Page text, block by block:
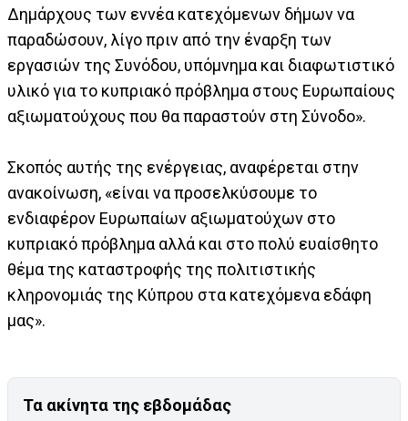
Δημάρχους των εννέα κατεχόμενων δήμων να
παραδώσουν, λίγο πριν από την έναρξη των
εργασιών της Συνόδου, υπόμνημα και διαφωτιστικό
υλικό για το κυπριακό πρόβλημα στους Ευρωπαίους
αξιωματούχους που θα παραστούν στη Σύνοδο».
Σκοπός αυτής της ενέργειας, αναφέρεται στην
ανακοίνωση, «είναι να προσελκύσουμε το
ενδιαφέρον Ευρωπαίων αξιωματούχων στο
κυπριακό πρόβλημα αλλά και στο πολύ ευαίσθητο
θέμα της καταστροφής της πολιτιστικής
κληρονομιάς της Κύπρου στα κατεχόμενα εδάφη
μας».
Τα ακίνητα της εβδομάδας